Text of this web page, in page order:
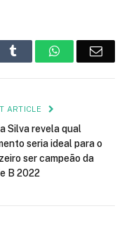
Tumblr WhatsApp
ARTICLE
Silva revela qual
seria ideal para o
ser campeão da
B 2022